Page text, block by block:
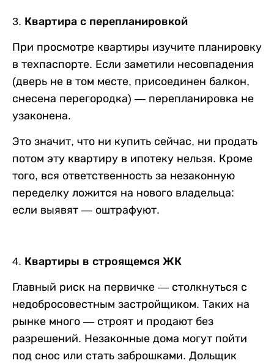
3. Квартира с перепланировкой
При просмотре квартиры изучите планировку
в техпаспорте. Если заметили несовпадения
(дверь не в том месте, присоединен балкон,
снесена перегородка) — перепланировка не
узаконена.
Это значит, что ни купить сейчас, ни продать
потом эту квартиру в ипотеку нельзя. Кроме
того, вся ответственность за незаконную
переделку ложится на нового владельца:
если выявят — оштрафуют.
4. Квартиры в строящемся ЖК
Главный риск на первичке — столкнуться с
недобросовестным застройщиком. Таких на
рынке много — строят и продают без
разрешений. Незаконные дома могут пойти
под снос или стать заброшками. Дольщик